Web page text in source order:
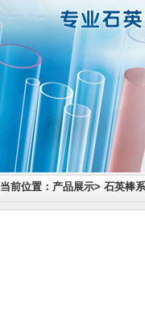
当前位置：产品展示> 石英棒